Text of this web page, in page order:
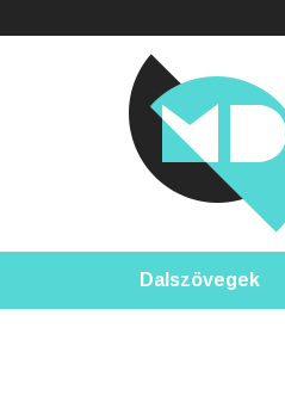
Dalszövegek